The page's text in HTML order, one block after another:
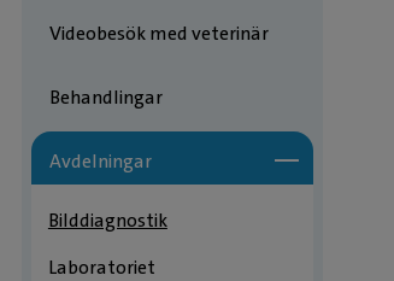
Videobesök med veterinär
Behandlingar
Avdelningar
Bilddiagnostik
Laboratoriet